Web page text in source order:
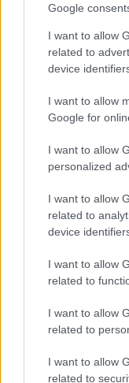
Google
I want to allow
related to
device
I want to allow
Google for
I want to allow
personalized
I want to allow
related to
device
I want to allow
related to
I want to allow
related to
I want to allow
related to
altro contesto,
di anche sette
preoccupazioni
progressivi
che prevedono la
rapidi.
Ora, però – ha
mercato non ci
regole. Il
per raggiungere
termini di
Un modo
stanno